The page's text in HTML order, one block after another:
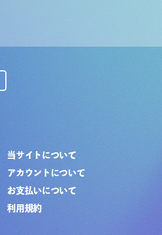
当サイトについて
アカウントについて
お支払いについて
利用規約